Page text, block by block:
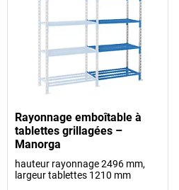
Rayonnage emboîtable à
tablettes grillagées –
Manorga
hauteur rayonnage 2496 mm,
largeur tablettes 1210 mm